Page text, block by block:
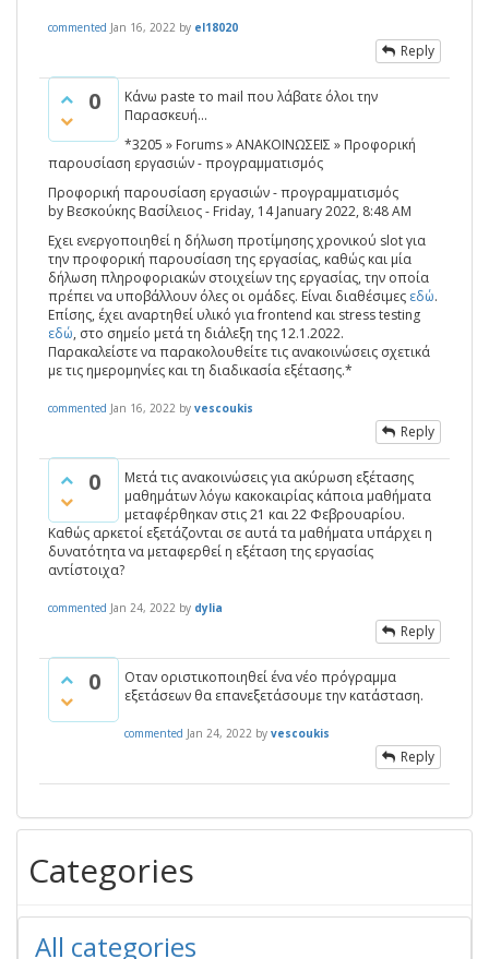
commented Jan 16, 2022 by el18020
Reply
0
Κάνω paste το mail που λάβατε όλοι την
Παρασκευή...
*3205 » Forums » ΑΝΑΚΟΙΝΩΣΕΙΣ » Προφορική
παρουσίαση εργασιών - προγραμματισμός
Προφορική παρουσίαση εργασιών - προγραμματισμός
by Βεσκούκης Βασίλειος - Friday, 14 January 2022, 8:48 AM
Εχει ενεργοποιηθεί η δήλωση προτίμησης χρονικού slot για
την προφορική παρουσίαση της εργασίας, καθώς και μία
δήλωση πληροφοριακών στοιχείων της εργασίας, την οποία
πρέπει να υποβάλλουν όλες οι ομάδες. Είναι διαθέσιμες εδώ.
Επίσης, έχει αναρτηθεί υλικό για frontend και stress testing
εδώ, στο σημείο μετά τη διάλεξη της 12.1.2022.
Παρακαλείστε να παρακολουθείτε τις ανακοινώσεις σχετικά
με τις ημερομηνίες και τη διαδικασία εξέτασης.*
commented Jan 16, 2022 by vescoukis
Reply
0
Μετά τις ανακοινώσεις για ακύρωση εξέτασης
μαθημάτων λόγω κακοκαιρίας κάποια μαθήματα
μεταφέρθηκαν στις 21 και 22 Φεβρουαρίου.
Καθώς αρκετοί εξετάζονται σε αυτά τα μαθήματα υπάρχει η
δυνατότητα να μεταφερθεί η εξέταση της εργασίας
αντίστοιχα?
commented Jan 24, 2022 by dylia
Reply
0
Οταν οριστικοποιηθεί ένα νέο πρόγραμμα
εξετάσεων θα επανεξετάσουμε την κατάσταση.
commented Jan 24, 2022 by vescoukis
Reply
Categories
All categories